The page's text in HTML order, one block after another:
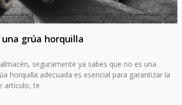
grúa horquilla
seguramente ya sabes que no es una
horquilla adecuada es esencial para garantizar la
artículo, te